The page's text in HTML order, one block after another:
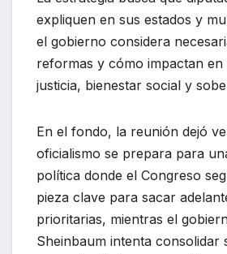
expliquen en sus estados y
el gobierno considera
reformas y cómo impactan en
justicia, bienestar social y
En el fondo, la reunión dejó
oficialismo se prepara para
política donde el Congreso
pieza clave para sacar
prioritarias, mientras el
Sheinbaum intenta